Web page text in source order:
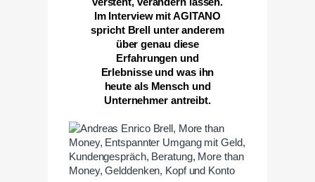
Im Interview mit AGITANO
spricht Brell unter anderem
über genau diese
Erfahrungen und
Erlebnisse und was ihn
heute als Mensch und
Unternehmer antreibt.